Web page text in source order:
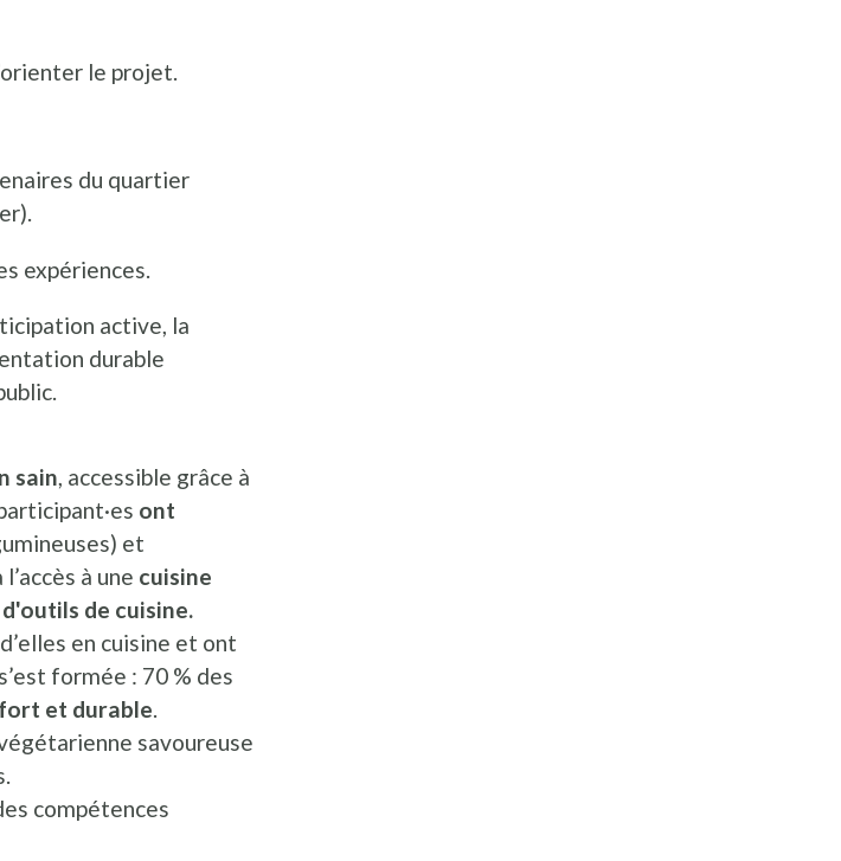
le projet.
du quartier
expériences.
active, la
durable
sain, accessible grâce à
ont
et
à une cuisine
de cuisine.
en cuisine et ont
formée : 70 % des
et durable.
savoureuse
compétences